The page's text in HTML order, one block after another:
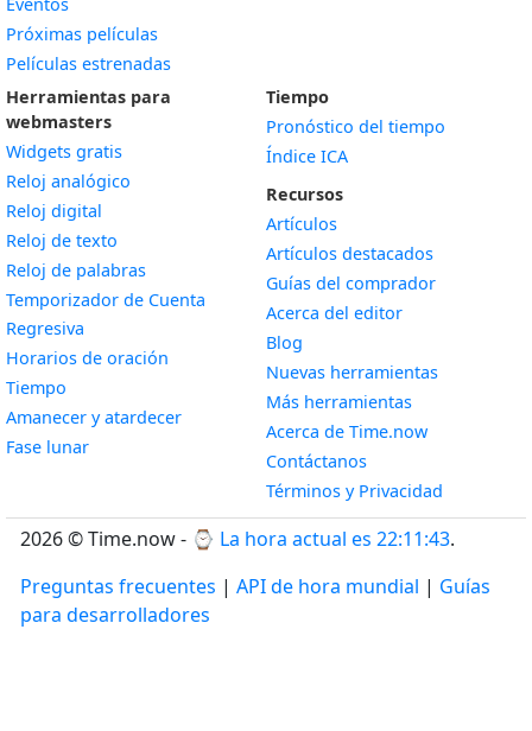
Próximas películas
Películas estrenadas
Herramientas para
webmasters
Widgets gratis
Reloj analógico
Reloj digital
Reloj de texto
Reloj de palabras
Temporizador de Cuenta
Regresiva
Horarios de oración
Tiempo
Amanecer y atardecerWidget
Fase lunarWidget
Tiempo
Pronóstico del tiempo
Índice ICA
Recursos
Artículos
Artículos destacados
Guías del comprador
Acerca del editor
Blog
Nuevas herramientas
Más herramientas
Acerca de Time.now
Contáctanos
Términos y Privacidad
2026 © Time.now - ⌚ La hora actual es 22:11:44.
Preguntas frecuentes | API de hora mundial | Guías
para desarrolladores